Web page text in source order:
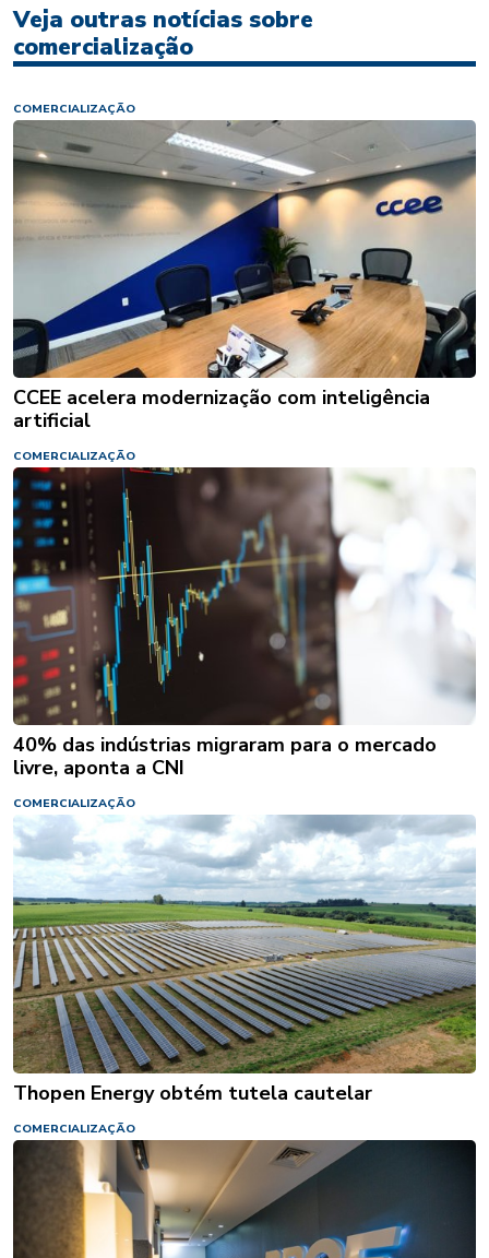
Veja outras notícias sobre
comercialização
COMERCIALIZAÇÃO
CCEE acelera modernização com inteligência
artificial
COMERCIALIZAÇÃO
40% das indústrias migraram para o mercado
livre, aponta a CNI
COMERCIALIZAÇÃO
Thopen Energy obtém tutela cautelar
COMERCIALIZAÇÃO